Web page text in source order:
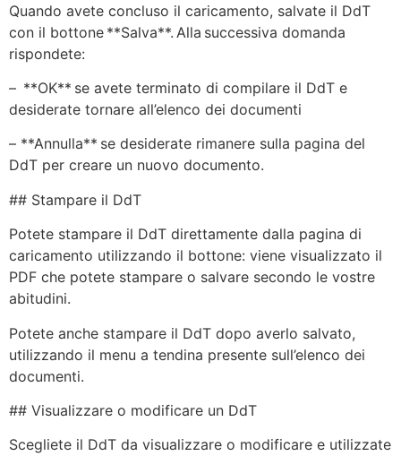
Quando avete concluso il caricamento, salvate il DdT
con il bottone **Salva**. Alla successiva domanda
rispondete:
– **OK** se avete terminato di compilare il DdT e
desiderate tornare all’elenco dei documenti
– **Annulla** se desiderate rimanere sulla pagina del
DdT per creare un nuovo documento.
## Stampare il DdT
Potete stampare il DdT direttamente dalla pagina di
caricamento utilizzando il bottone: viene visualizzato il
PDF che potete stampare o salvare secondo le vostre
abitudini.
Potete anche stampare il DdT dopo averlo salvato,
utilizzando il menu a tendina presente sull’elenco dei
documenti.
## Visualizzare o modificare un DdT
Scegliete il DdT da visualizzare o modificare e utilizzate